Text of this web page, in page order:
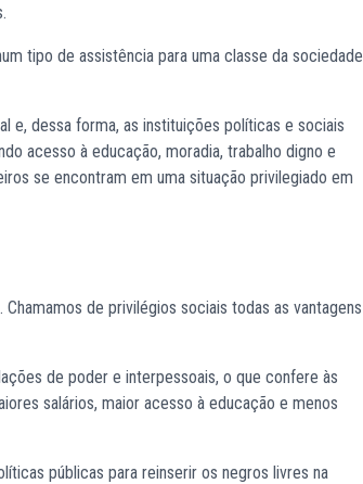
tipo de assistência para uma classe da sociedade
e, dessa forma, as instituições políticas e sociais
acesso à educação, moradia, trabalho digno e
se encontram em uma situação privilegiado em
de privilégios sociais todas as vantagens
de poder e interpessoais, o que confere às
salários, maior acesso à educação e menos
públicas para reinserir os negros livres na